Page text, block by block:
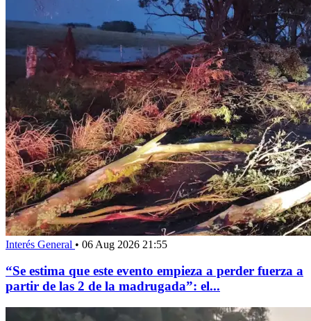
Interés General • 06 Aug 2026 21:55
“Se estima que este evento empieza a perder fuerza a
partir de las 2 de la madrugada”: el...